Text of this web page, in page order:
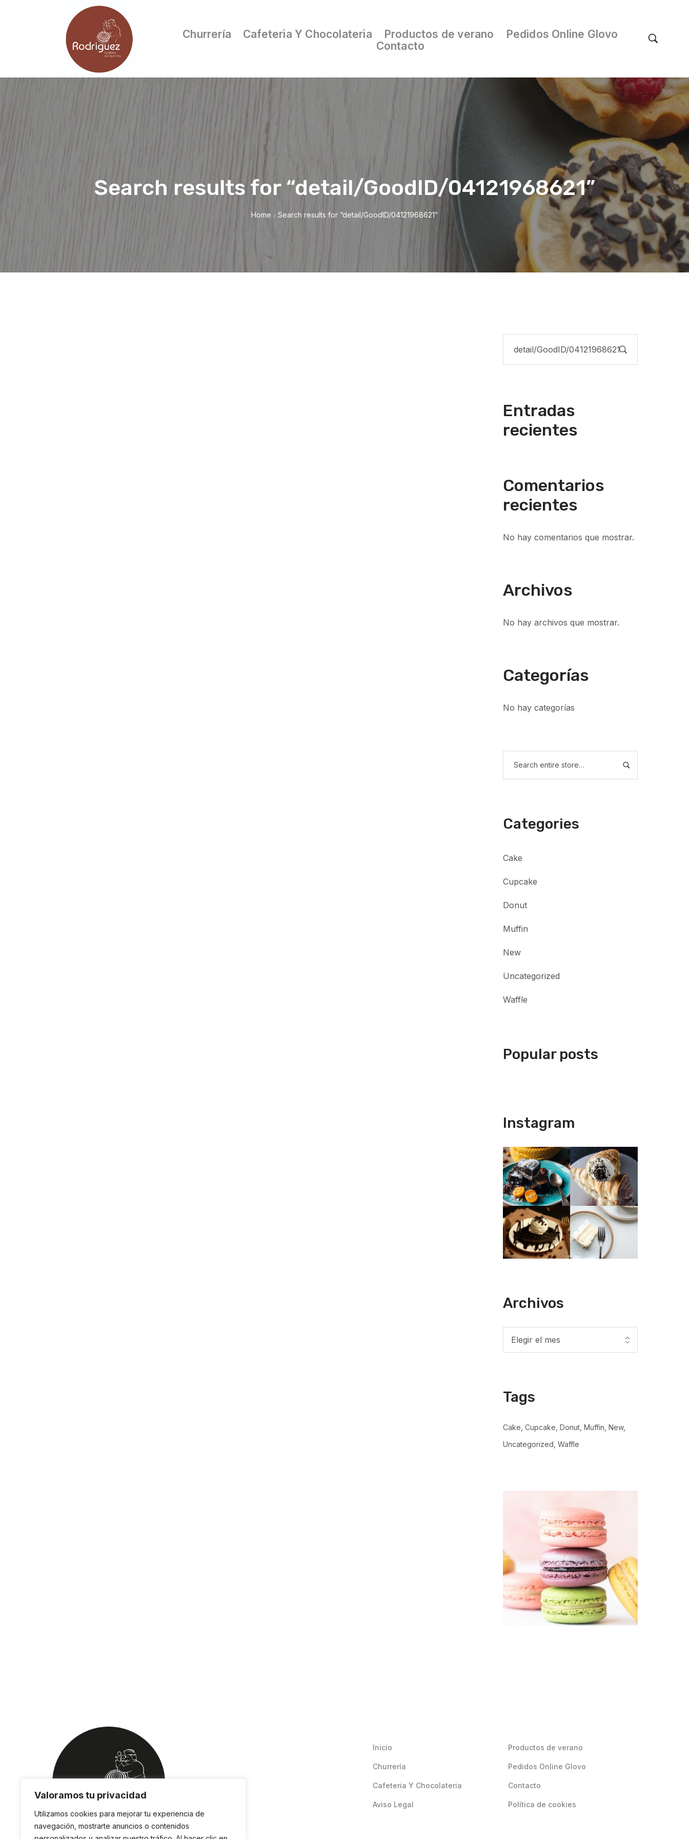
Valoramos tu privacidad
Utilizamos cookies para mejorar tu experiencia de
navegación, mostrarte anuncios o contenidos
Churrería Cafeteria Y Chocolateria Productos de verano
Pedidos Online Glovo
Contacto
Search results for “detail/GoodID/04121968621”
Home / Search results for “detail/GoodID/04121968621”
Entradas
recientes
Comentarios
recientes
No hay comentarios que mostrar.
Archivos
No hay archivos que mostrar.
Categorías
No hay categorías
Categories
Cake
Cupcake
Donut
Muffin
New
Uncategorized
Waffle
Popular posts
Instagram
Archivos
Tags
Cake Cupcake Donut Muffin New
Uncategorized Waffle
Inicio
Churrería
Cafeteria Y Chocolateria
Aviso Legal
Productos de verano
Pedidos Online Glovo
Contacto
Política de cookies